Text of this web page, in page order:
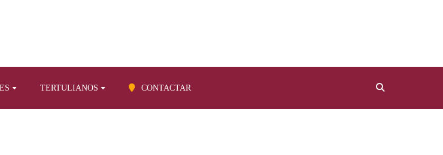
TERTULIANOS CONTACTAR